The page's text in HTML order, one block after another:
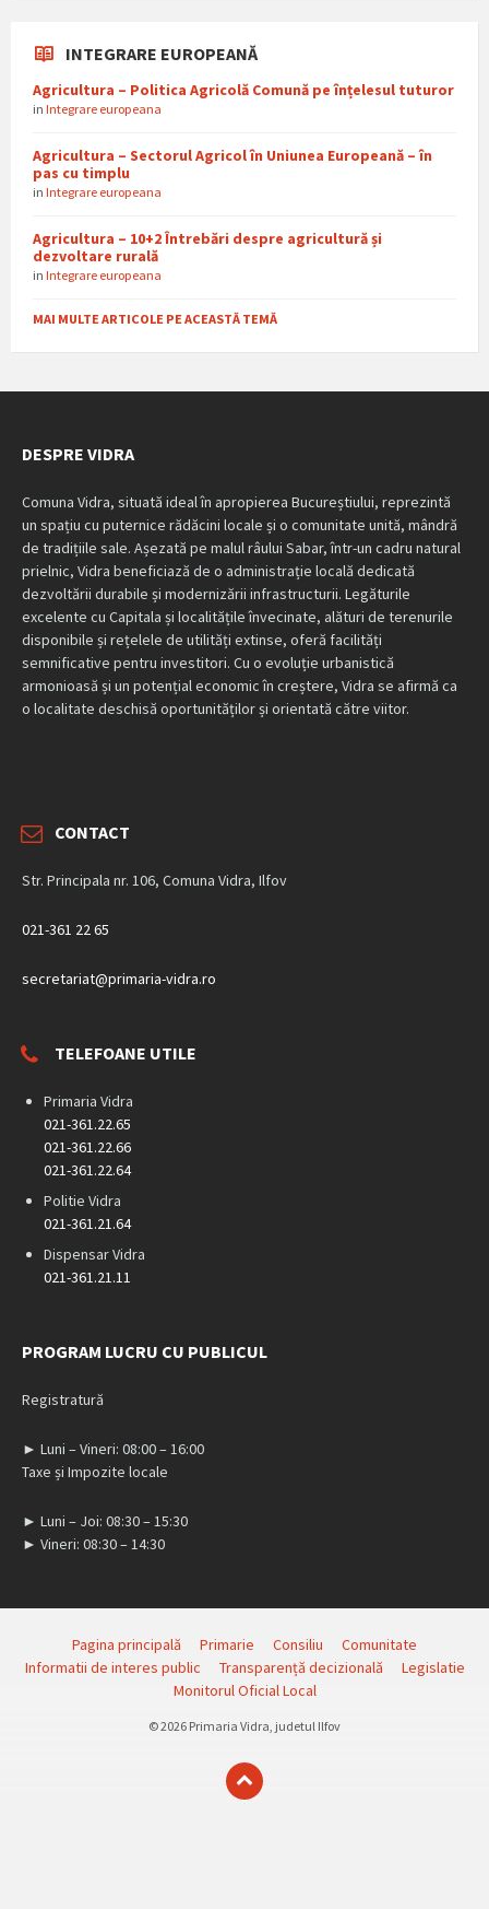
INTEGRARE EUROPEANĂ
Agricultura – Politica Agricolă Comună pe înțelesul tuturor
in Integrare europeana
Agricultura – Sectorul Agricol în Uniunea Europeană – în
pas cu timplu
in Integrare europeana
Agricultura – 10+2 Întrebări despre agricultură și
dezvoltare rurală
in Integrare europeana
MAI MULTE ARTICOLE PE ACEASTĂ TEMĂ
DESPRE VIDRA
Comuna Vidra, situată ideal în apropierea Bucureștiului, reprezintă
un spațiu cu puternice rădăcini locale și o comunitate unită, mândră
de tradițiile sale. Așezată pe malul râului Sabar, într-un cadru natural
prielnic, Vidra beneficiază de o administrație locală dedicată
dezvoltării durabile și modernizării infrastructurii. Legăturile
excelente cu Capitala și localitățile învecinate, alături de terenurile
disponibile și rețelele de utilități extinse, oferă facilități
semnificative pentru investitori. Cu o evoluție urbanistică
armonioasă și un potențial economic în creștere, Vidra se afirmă ca
o localitate deschisă oportunităților și orientată către viitor.
CONTACT
Str. Principala nr. 106, Comuna Vidra, Ilfov
021-361 22 65
secretariat@primaria-vidra.ro
TELEFOANE UTILE
Primaria Vidra
021-361.22.65
021-361.22.66
021-361.22.64
Politie Vidra
021-361.21.64
Dispensar Vidra
021-361.21.11
PROGRAM LUCRU CU PUBLICUL
Registratură
► Luni – Vineri: 08:00 – 16:00
Taxe și Impozite locale
► Luni – Joi: 08:30 – 15:30
► Vineri: 08:30 – 14:30
Pagina principală Primarie Consiliu
Comunitate
Informatii de interes public
Transparență decizională
Legislatie
Monitorul Oficial Local
© 2026 Primaria Vidra, judetul Ilfov